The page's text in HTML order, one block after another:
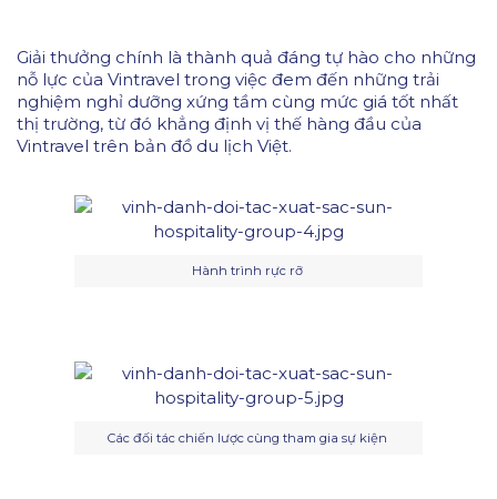
Giải thưởng chính là thành quả đáng tự hào cho những
nỗ lực của Vintravel trong việc đem đến những trải
nghiệm nghỉ dưỡng xứng tầm cùng mức giá tốt nhất
thị trường, từ đó khẳng định vị thế hàng đầu của
Vintravel trên bản đồ du lịch Việt.
Hành trình rực rỡ
Các đối tác chiến lược cùng tham gia sự kiện